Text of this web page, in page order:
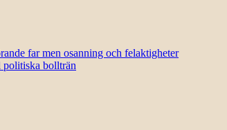
far men osanning och felaktigheter
bollträn